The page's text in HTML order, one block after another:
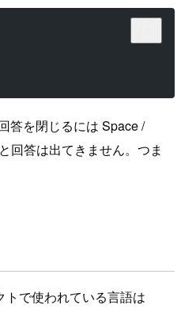
答を閉じるには Space /
回答は出てきません。つま
トで使われている言語は